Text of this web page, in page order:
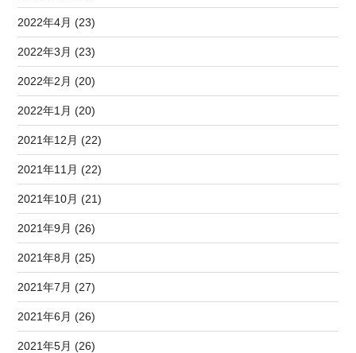
2022年4月 (23)
2022年3月 (23)
2022年2月 (20)
2022年1月 (20)
2021年12月 (22)
2021年11月 (22)
2021年10月 (21)
2021年9月 (26)
2021年8月 (25)
2021年7月 (27)
2021年6月 (26)
2021年5月 (26)